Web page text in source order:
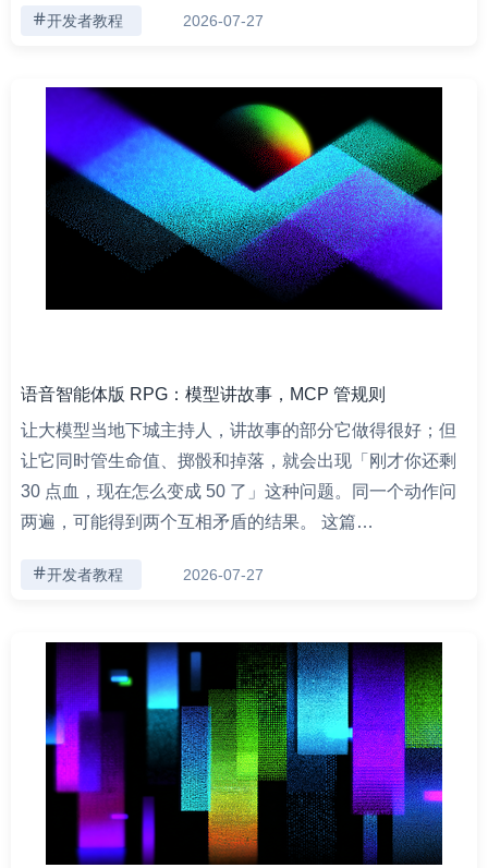
开发者教程 2026-07-27
语音智能体版 RPG：模型讲故事，MCP 管规则
让大模型当地下城主持人，讲故事的部分它做得很好；但
让它同时管生命值、掷骰和掉落，就会出现「刚才你还剩
30 点血，现在怎么变成 50 了」这种问题。同一个动作问
两遍，可能得到两个互相矛盾的结果。 这篇…
开发者教程 2026-07-27